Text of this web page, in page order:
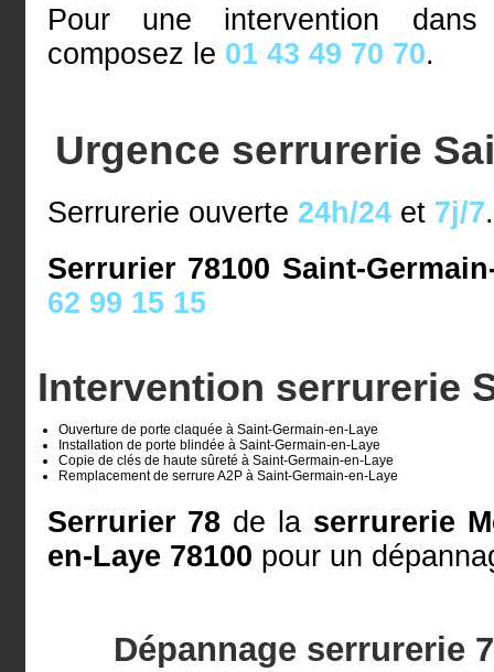
Pour une intervention
composez le 01 43 49 70 70.
Urgence serrurerie
Serrurerie ouverte 24h/24et 7j/7
Serrurier 78100 Saint-
62 99 15 15
Intervention serrurerie
Ouverture de porte claquée à Saint-Germain-en-Laye
Installation de porte blindée à Saint-Germain-en-Laye
Copie de clés de haute sûreté à Saint-Germain-en-Laye
Remplacement de serrure A2P à Saint-Germain-en-Laye
Serrurier 78 de la serrurerie
en-Laye 78100 pour un
Dépannage serrurerie